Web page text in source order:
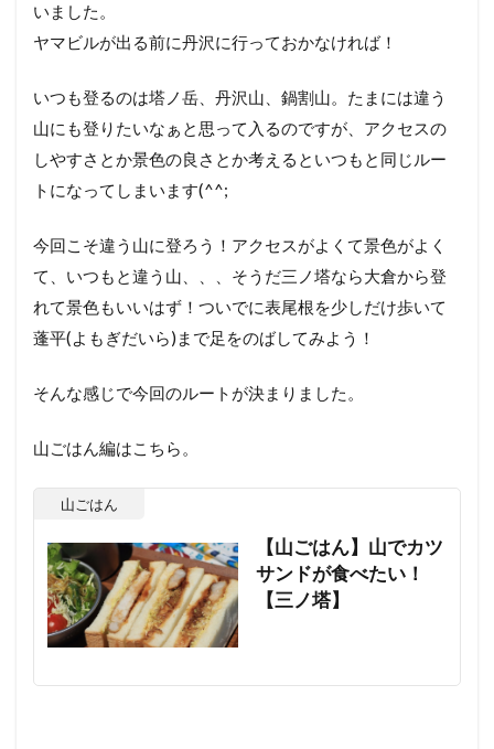
いました。
ヤマビルが出る前に丹沢に行っておかなければ！
いつも登るのは塔ノ岳、丹沢山、鍋割山。たまには違う
山にも登りたいなぁと思って入るのですが、アクセスの
しやすさとか景色の良さとか考えるといつもと同じルー
トになってしまいます(^^;
今回こそ違う山に登ろう！アクセスがよくて景色がよく
て、いつもと違う山、、、そうだ三ノ塔なら大倉から登
れて景色もいいはず！ついでに表尾根を少しだけ歩いて
蓬平(よもぎだいら)まで足をのばしてみよう！
そんな感じで今回のルートが決まりました。
山ごはん編はこちら。
山ごはん
【山ごはん】山でカツ
サンドが食べたい！
【三ノ塔】